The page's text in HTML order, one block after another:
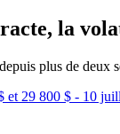
la
plus de deux